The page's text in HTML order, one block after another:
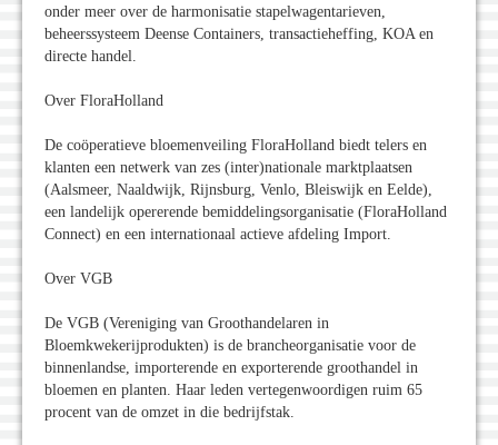
onder meer over de harmonisatie stapelwagentarieven,
beheerssysteem Deense Containers, transactieheffing, KOA en
directe handel.
Over FloraHolland
De coöperatieve bloemenveiling FloraHolland biedt telers en
klanten een netwerk van zes (inter)nationale marktplaatsen
(Aalsmeer, Naaldwijk, Rijnsburg, Venlo, Bleiswijk en Eelde),
een landelijk opererende bemiddelingsorganisatie (FloraHolland
Connect) en een internationaal actieve afdeling Import.
Over VGB
De VGB (Vereniging van Groothandelaren in
Bloemkwekerijprodukten) is de brancheorganisatie voor de
binnenlandse, importerende en exporterende groothandel in
bloemen en planten. Haar leden vertegenwoordigen ruim 65
procent van de omzet in die bedrijfstak.